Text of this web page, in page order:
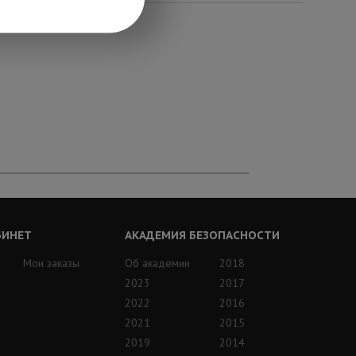
Мои заказы
АКАДЕМИЯ БЕЗОПАСНОСТИ
Об академии
2023
2022
2021
2019
2018
2017
2016
2015
2014